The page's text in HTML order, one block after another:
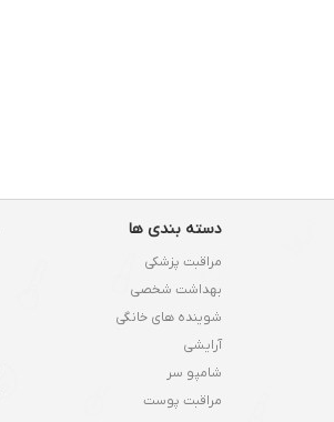
دسته بندی ها
مراقبت پزشکی
بهداشت شخصی
شوینده های خانگی
آرایشی
شامپو سر
مراقبت پوست